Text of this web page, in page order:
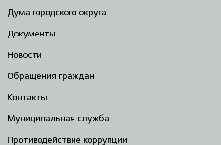
Дума городского округа
Документы
Новости
Обращения граждан
Контакты
Муниципальная служба
Противодействие коррупции